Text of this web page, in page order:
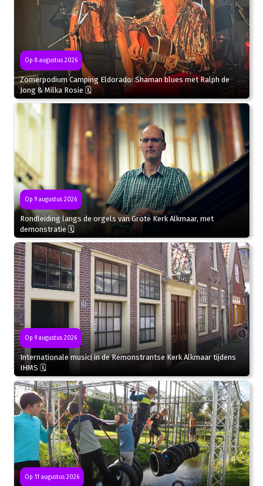
Op 8 augustus 2026
Zomerpodium Camping Eldorado: Shaman blues met Ralph de
Jong & Milka Rosie 🗓
Op 9 augustus 2026
Rondleiding langs de orgels van Grote Kerk Alkmaar, met
demonstratie 🗓
Op 9 augustus 2026
Internationale musici in de Remonstrantse Kerk Alkmaar tijdens
IHMS 🗓
Op 11 augustus 2026